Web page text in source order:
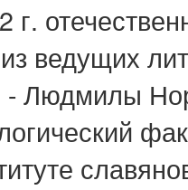
г.
ведущих
- Людмилы